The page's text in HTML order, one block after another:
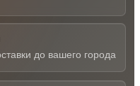
до вашего города